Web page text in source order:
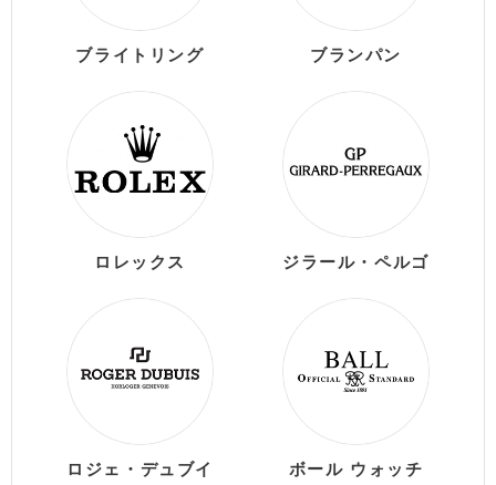
ブライトリング ブランパン
ロレックス ジラール・ペルゴ
ロジェ・デュブイ ボール ウォッチ